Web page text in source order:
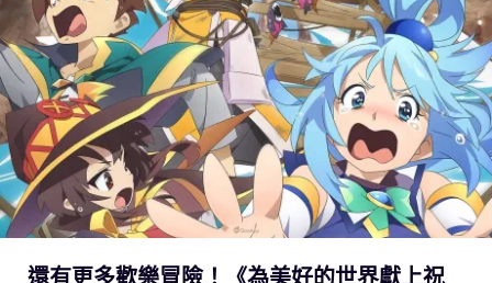
還有更多歡樂冒險！《為美好的世界獻上祝